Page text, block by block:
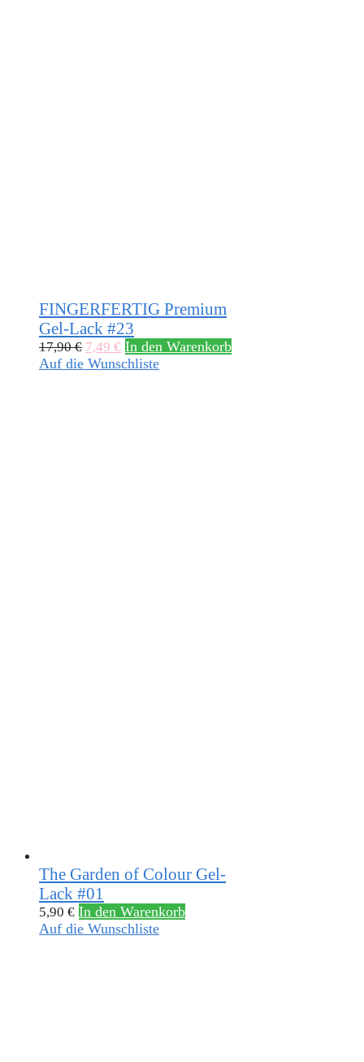
FINGERFERTIG Premium
Gel-Lack #23
17,90€ 7,49 € In den Warenkorb
Auf die Wunschliste
The Garden of Colour Gel-
Lack #01
5,90 € In den Warenkorb
Auf die Wunschliste